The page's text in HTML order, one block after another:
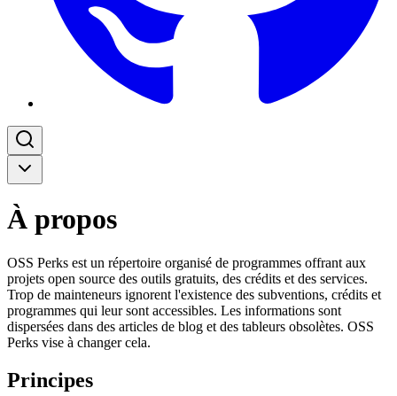
À propos
OSS Perks est un répertoire organisé de programmes offrant aux
projets open source des outils gratuits, des crédits et des services.
Trop de mainteneurs ignorent l'existence des subventions, crédits et
programmes qui leur sont accessibles. Les informations sont
dispersées dans des articles de blog et des tableurs obsolètes. OSS
Perks vise à changer cela.
Principes